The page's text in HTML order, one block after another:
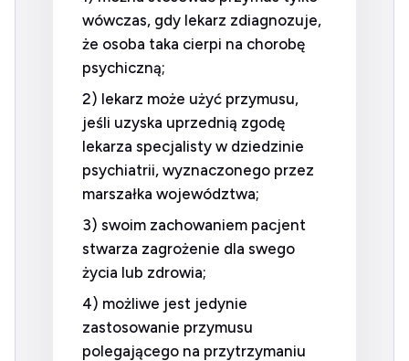
wówczas, gdy lekarz zdiagnozuje,
że osoba taka cierpi na chorobę
psychiczną;
2) lekarz może użyć przymusu,
jeśli uzyska uprzednią zgodę
lekarza specjalisty w dziedzinie
psychiatrii, wyznaczonego przez
marszałka województwa;
3) swoim zachowaniem pacjent
stwarza zagrożenie dla swego
życia lub zdrowia;
4) możliwe jest jedynie
zastosowanie przymusu
polegającego na przytrzymaniu